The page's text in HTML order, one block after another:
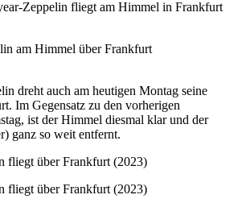
dreht auch am heutigen Montag seine
Im Gegensatz zu den vorherigen
ist der Himmel diesmal klar und der
ganz so weit entfernt.